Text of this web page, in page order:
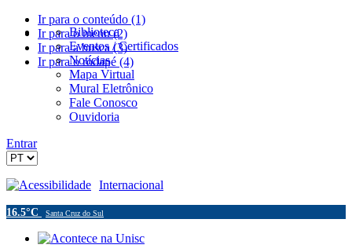
Ir para o conteúdo (1)
Ir para o menu (2)
Ir para a busca (3)
Ir para o rodapé (4)
Biblioteca
Eventos / Certificados
Notícias
Mapa Virtual
Mural Eletrônico
Fale Conosco
Ouvidoria
Entrar
Acessibilidade Internacional
16.5°C Santa Cruz do Sul